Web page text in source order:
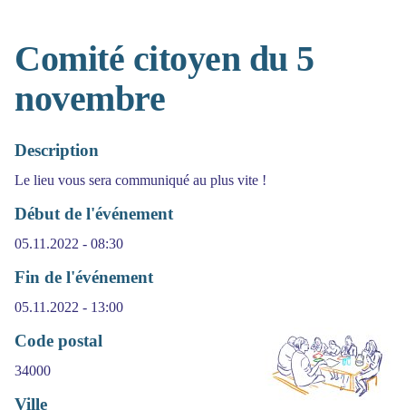
Comité citoyen du 5
novembre
Description
Le lieu vous sera communiqué au plus vite !
Début de l'événement
05.11.2022 - 08:30
Fin de l'événement
05.11.2022 - 13:00
Code postal
34000
Ville